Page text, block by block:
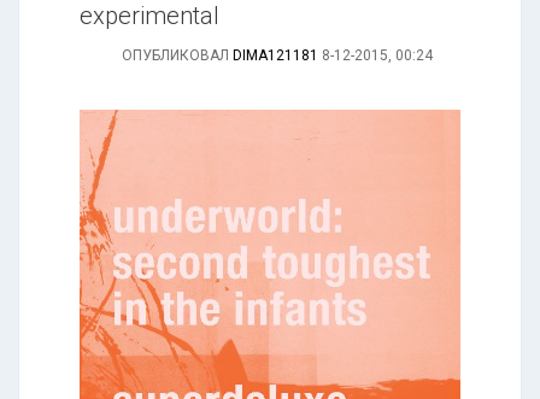
experimental
ОПУБЛИКОВАЛ DIMA121181 8-12-2015, 00:24